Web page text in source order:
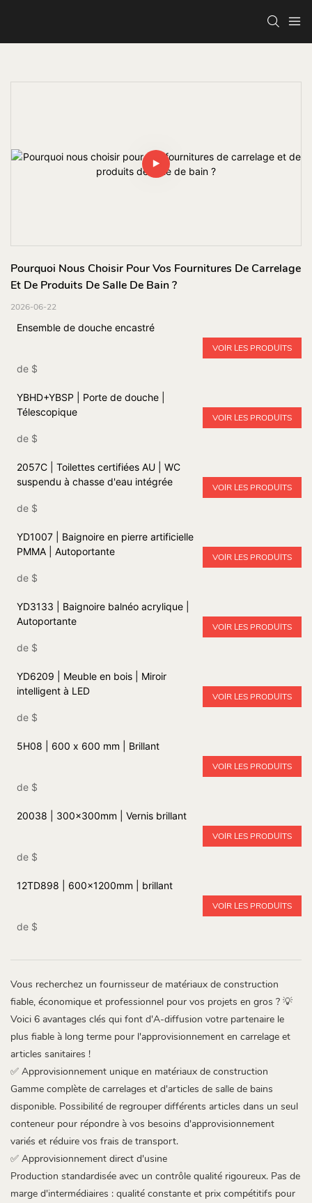
Pourquoi Nous Choisir Pour Vos Fournitures De Carrelage
Et De Produits De Salle De Bain ?
2026-06-22
Ensemble de douche encastré
de $
VOIR LES PRODUITS
YBHD+YBSP | Porte de douche |
Télescopique
de $
VOIR LES PRODUITS
2057C | Toilettes certifiées AU | WC
suspendu à chasse d'eau intégrée
de $
VOIR LES PRODUITS
YD1007 | Baignoire en pierre artificielle
PMMA | Autoportante
de $
VOIR LES PRODUITS
YD3133 | Baignoire balnéo acrylique |
Autoportante
de $
VOIR LES PRODUITS
YD6209 | Meuble en bois | Miroir
intelligent à LED
de $
VOIR LES PRODUITS
5H08 | 600 x 600 mm | Brillant
de $
VOIR LES PRODUITS
20038 | 300x300mm | Vernis brillant
de $
VOIR LES PRODUITS
12TD898 | 600x1200mm | brillant
de $
VOIR LES PRODUITS
Vous recherchez un fournisseur de matériaux de construction
fiable, économique et professionnel pour vos projets en gros ? 💡
Voici 6 avantages clés qui font d'A-diffusion votre partenaire le
plus fiable à long terme pour l'approvisionnement en carrelage et
articles sanitaires !
✅ Approvisionnement unique en matériaux de construction
Gamme complète de carrelages et d'articles de salle de bains
disponible. Possibilité de regrouper différents articles dans un seul
conteneur pour répondre à vos besoins d'approvisionnement
variés et réduire vos frais de transport.
✅ Approvisionnement direct d'usine
Production standardisée avec un contrôle qualité rigoureux. Pas de
marge d'intermédiaires : qualité constante et prix compétitifs pour